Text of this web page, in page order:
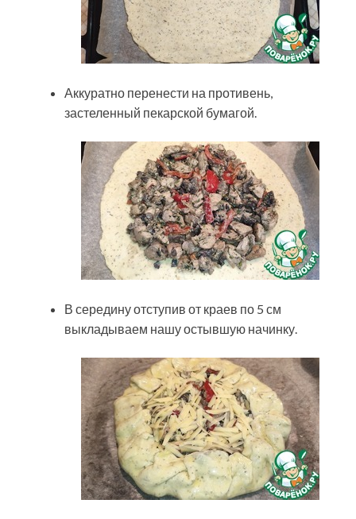
Аккуратно перенести на противень,
застеленный пекарской бумагой.
В середину отступив от краев по 5 см
выкладываем нашу остывшую начинку.